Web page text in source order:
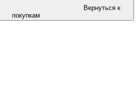
Вернуться к
покупкам